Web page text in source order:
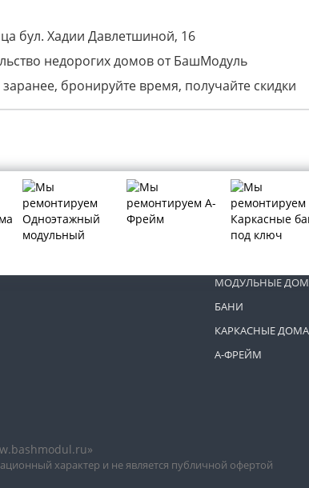
бул. Хадии Давлетшиной, 16
недорогих домов от БашМодуль
бронируйте время, получайте скидки
МОДУЛЬНЫЕ
БАНИ
КАРКАСНЫЕ ДОМА
А-ФРЕЙМ
характер и не является публичной офертой